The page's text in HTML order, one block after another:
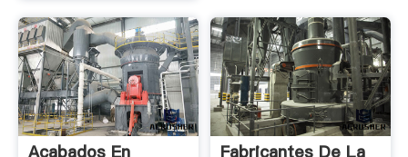
Acabados En
Fabricantes De La